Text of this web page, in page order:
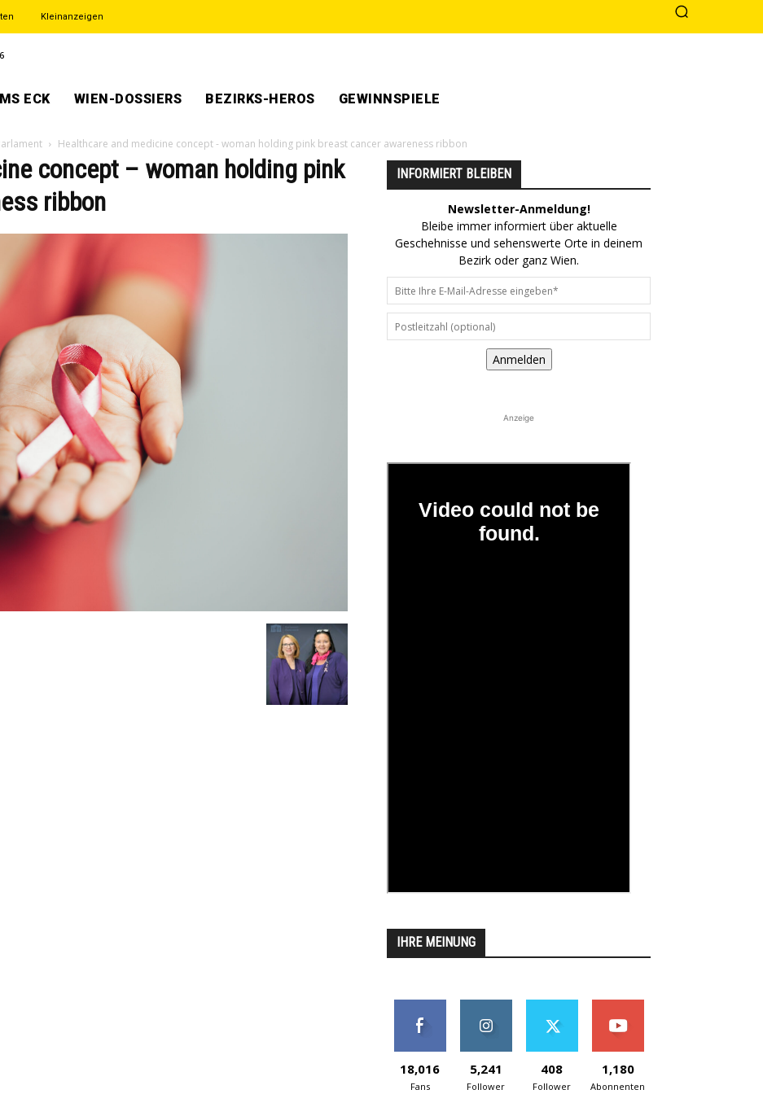
Kleinanzeigen
ECK WIEN-DOSSIERS BEZIRKS-HEROS GEWINNSPIELE
Healthcare and medicine concept - woman holding pink breast cancer awareness ribbon
concept – woman holding pink
ribbon
INFORMIERT BLEIBEN
Newsletter-Anmeldung!
Bleibe immer informiert über aktuelle
Geschehnisse und sehenswerte Orte in deinem
Bezirk oder ganz Wien.
Anmelden
Anzeige
IHRE MEINUNG
18,016
Fans
5,241
Follower
408
Follower
1,180
Abonnenten